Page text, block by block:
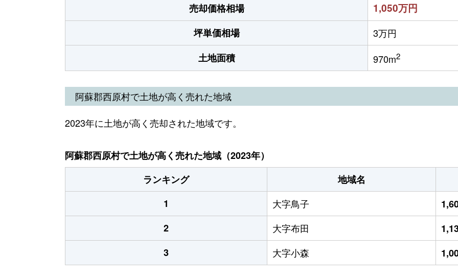
売却価格相場
1,050万円
坪単価相場
3万円
土地面積
970m2
阿蘇郡西原村で土地が高く売れた地域
2023年に土地が高く売却された地域です。
阿蘇郡西原村で土地が高く売れた地域（2023年）
ランキング
地域名
1
大字鳥子
2
大字布田
3
大字小森